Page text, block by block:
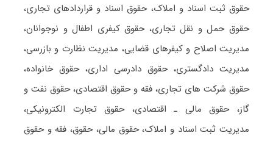
حقوق ثبت اسناد و املاک، حقوق اسناد و قراردادهای تجاری،
حقوق حمل و نقل تجاری، حقوق کیفری اطفال و نوجوانان،
مدیریت اصلاح و کیفرهای قضایی، مدیریت نظارت و بازرسی،
مدیریت دادگستری، حقوق دادرسی اداری، حقوق خانواده،
حقوق شرکت های تجاری، فقه و حقوق اقتصادی، حقوق نفت و
گاز، حقوق مالی ـ اقتصادی، حقوق تجارت الکترونیکی،
مدیریت ثبت اسناد و املاک، حقوق مالی، حقوق، فقه و حقوق